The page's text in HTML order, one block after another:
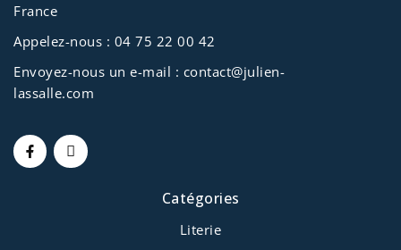
France
Appelez-nous : 04 75 22 00 42
Envoyez-nous un e-mail : contact@julien-
lassalle.com
Catégories
Literie